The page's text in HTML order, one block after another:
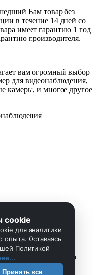
Вам товар без
в течение 14 дней со
имеет гарантию 1 год
производителя.
вам огромный выбор
для видеонаблюдения,
камеры, и многое другое
мы вам скоро перезвоним
cookie
для аналитики
опыта. Оставаясь
Политикой
Принять все